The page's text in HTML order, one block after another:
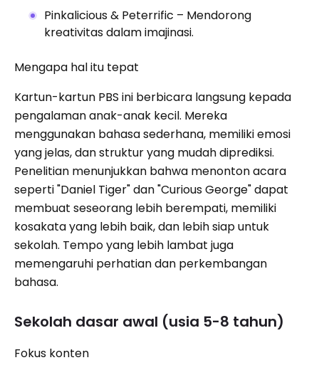
Pinkalicious & Peterrific – Mendorong
kreativitas dalam imajinasi.
Mengapa hal itu tepat
Kartun-kartun PBS ini berbicara langsung kepada
pengalaman anak-anak kecil. Mereka
menggunakan bahasa sederhana, memiliki emosi
yang jelas, dan struktur yang mudah diprediksi.
Penelitian menunjukkan bahwa menonton acara
seperti "Daniel Tiger" dan "Curious George" dapat
membuat seseorang lebih berempati, memiliki
kosakata yang lebih baik, dan lebih siap untuk
sekolah. Tempo yang lebih lambat juga
memengaruhi perhatian dan perkembangan
bahasa.
Sekolah dasar awal (usia 5-8 tahun)
Fokus konten